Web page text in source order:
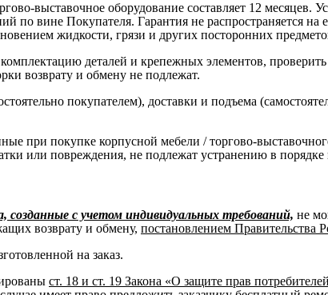
выставочное оборудование составляет 12 месяцев.
по вине Покупателя. Гарантия не распространяется
жидкости, грязи и других посторонних
деталей и крепежных элементов,
возврату и обмену не подлежат.
покупателем), доставки и подъема
при покупке корпусной мебели / торгово-
или повреждения, не подлежат устранению в порядке
с учетом индивидуальных требований, не
возврату и обмену, постановлением Правительства
на заказ.
ст. 18 и ст. 19 Закона «О защите прав